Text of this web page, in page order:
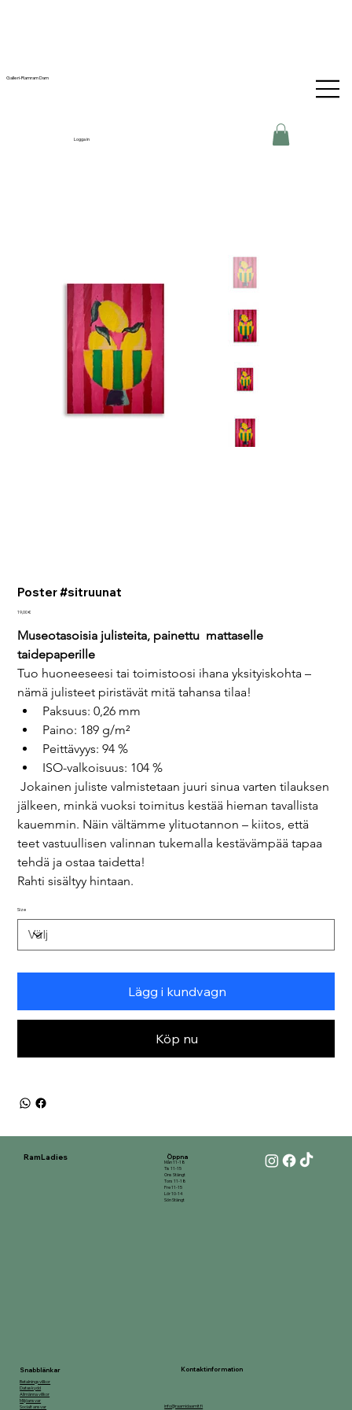
Galleri-Ramram Dam
Logga in
Poster #sitruunat
Pris
19,00 €
Museotasoisia julisteita, painettu  mattaselle
taidepaperille
Tuo huoneeseesi tai toimistoosi ihana yksityiskohta –
nämä julisteet piristävät mitä tahansa tilaa!
Paksuus: 0,26 mm
Paino: 189 g/m²
Peittävyys: 94 %
ISO-valkoisuus: 104 %
Jokainen juliste valmistetaan juuri sinua varten tilauksen
jälkeen, minkä vuoksi toimitus kestää hieman tavallista
kauemmin. Näin vältämme ylituotannon – kiitos, että
teet vastuullisen valinnan tukemalla kestävämpää tapaa
tehdä ja ostaa taidetta!
Rahti sisältyy hintaan.
Size
Lägg i kundvagn
Köp nu
RamLadies
Betalningsvillkor
Dataskydd
Allmänna villkor
Miljöansvar
Socialt ansvar
Snabblänkar Kontaktinformation
info@raamidaamit.fi
Mån 11-18
Tis 11-15
Ons Stängt
Tors 11-18
Fre 11-15
Lör 10-14
Sön Stängt
Öppna